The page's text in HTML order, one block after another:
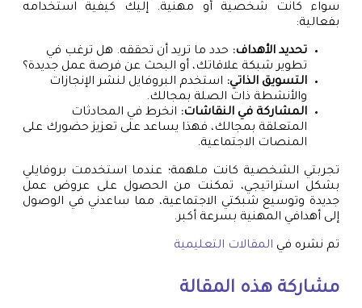
سواء كانت شخصية أو مهنية. إليك كيفية استخدامه
بفعالية:
تحديد الأهداف: حدد ما تريد أن تحققه. هل ترغب في
تطوير شبكة علاقاتك، أو البحث عن فرصة عمل جديدة؟
التسويق الذاتي: استخدم البروفايل لنشر الإنجازات
والأنشطة ذات الصلة بمجالك.
المشاركة في النقاشات: انخرط في المحادثات
المتعلقة بمجالك، فهذا يساعد على تعزيز حضورك على
المنصات الاجتماعية.
تجربتي الشخصية كانت ملهمة؛ عندما استخدمت بروفايلي
بشكل استراتيجي، تمكنت من الحصول على عروض عمل
جديدة وتوسيع شبكتي الاجتماعية، مما ساعدني في الوصول
إلى أهدافي المهنية بسرعة أكبر.
تم نشره في المقالات التعليمية
مشاركة هذه المقالة